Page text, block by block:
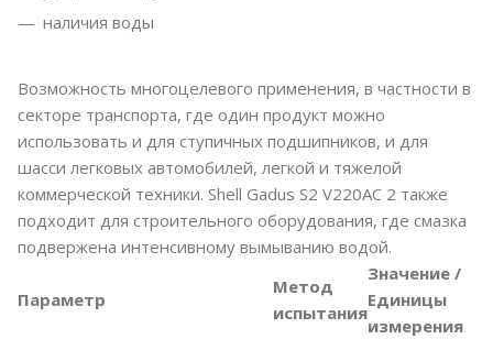
наличия воды
Возможность многоцелевого применения, в частности в
секторе транспорта, где один продукт можно
использовать и для ступичных подшипников, и для
шасси легковых автомобилей, легкой и тяжелой
коммерческой техники. Shell Gadus S2 V220AC 2 также
подходит для строительного оборудования, где смазка
подвержена интенсивному вымыванию водой.
Параметр
Метод
испытания
Значение /
Единицы
измерения